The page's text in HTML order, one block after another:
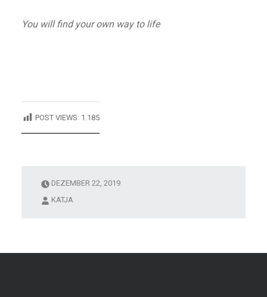
You will find your own way to life
POST VIEWS: 1.185
DEZEMBER 22, 2019
KATJA